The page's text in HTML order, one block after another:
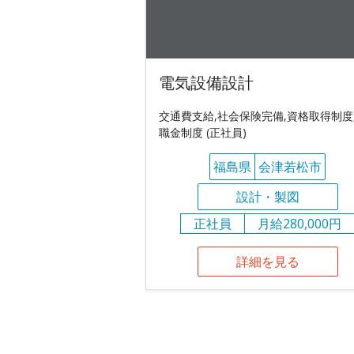
電気設備設計
交通費支給,社会保険完備,資格取得制
職金制度 (正社員)
福島県 会津若松市
設計・製図
正社員
月給280,000円
詳細を見る